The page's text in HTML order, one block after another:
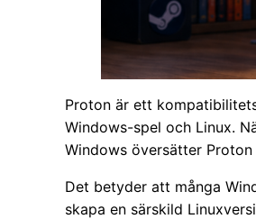
Proton är ett
Windows-spel och Linux.
Windows översätter
Det betyder att många
skapa en särskild